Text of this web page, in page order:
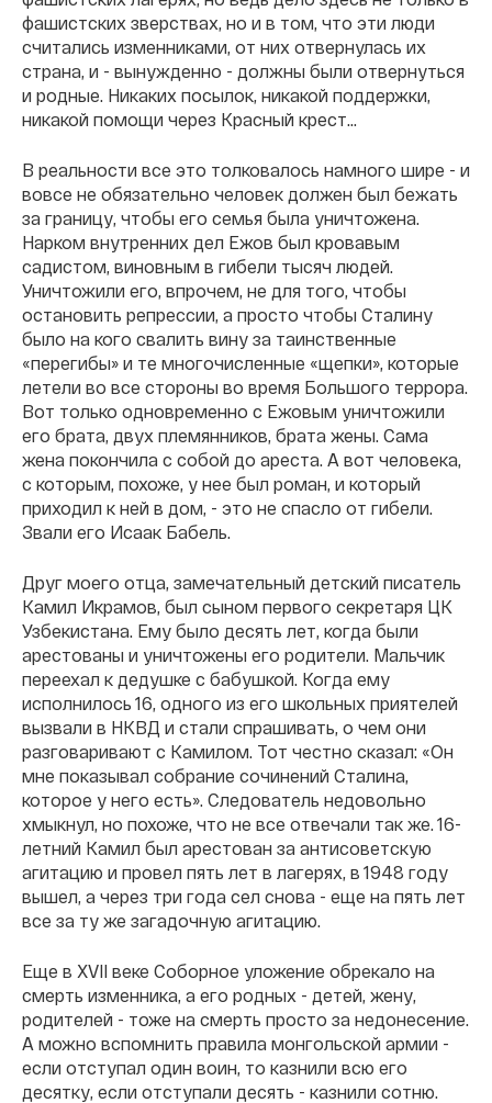
фашистских зверствах, но и в том, что эти люди
считались изменниками, от них отвернулась их
страна, и - вынужденно - должны были отвернуться
и родные. Никаких посылок, никакой поддержки,
никакой помощи через Красный крест…
В реальности все это толковалось намного шире - и
вовсе не обязательно человек должен был бежать
за границу, чтобы его семья была уничтожена.
Нарком внутренних дел Ежов был кровавым
садистом, виновным в гибели тысяч людей.
Уничтожили его, впрочем, не для того, чтобы
остановить репрессии, а просто чтобы Сталину
было на кого свалить вину за таинственные
«перегибы» и те многочисленные «щепки», которые
летели во все стороны во время Большого террора.
Вот только одновременно с Ежовым уничтожили
его брата, двух племянников, брата жены. Сама
жена покончила с собой до ареста. А вот человека,
с которым, похоже, у нее был роман, и который
приходил к ней в дом, - это не спасло от гибели.
Звали его Исаак Бабель.
Друг моего отца, замечательный детский писатель
Камил Икрамов, был сыном первого секретаря ЦК
Узбекистана. Ему было десять лет, когда были
арестованы и уничтожены его родители. Мальчик
переехал к дедушке с бабушкой. Когда ему
исполнилось 16, одного из его школьных приятелей
вызвали в НКВД и стали спрашивать, о чем они
разговаривают с Камилом. Тот честно сказал: «Он
мне показывал собрание сочинений Сталина,
которое у него есть». Следователь недовольно
хмыкнул, но похоже, что не все отвечали так же. 16-
летний Камил был арестован за антисоветскую
агитацию и провел пять лет в лагерях, в 1948 году
вышел, а через три года сел снова - еще на пять лет
все за ту же загадочную агитацию.
Еще в XVII веке Соборное уложение обрекало на
смерть изменника, а его родных - детей, жену,
родителей - тоже на смерть просто за недонесение.
А можно вспомнить правила монгольской армии -
если отступал один воин, то казнили всю его
десятку, если отступали десять - казнили сотню.